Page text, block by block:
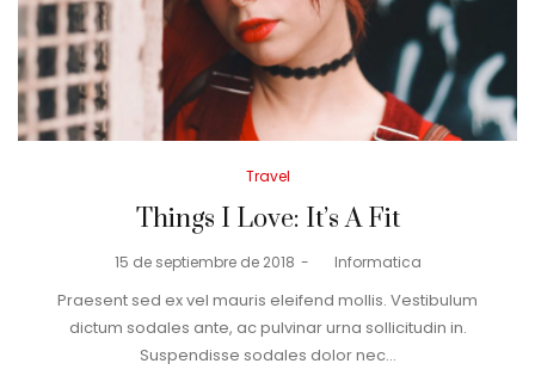
Posted
Travel
Things I Love: It’s A Fit
Posted
15 de septiembre de 2018 Informatica
Praesent sed ex vel mauris eleifend mollis. Vestibulum
dictum sodales ante, ac pulvinar urna sollicitudin in.
Suspendisse sodales dolor nec…